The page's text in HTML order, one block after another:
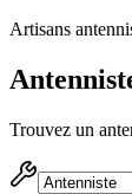
Artisans
Trouvez un